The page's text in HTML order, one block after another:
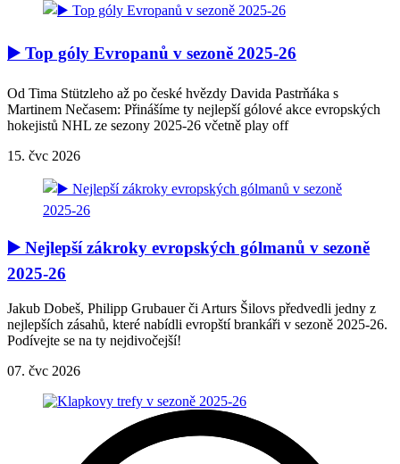
▶️ Top góly Evropanů v sezoně 2025-26
Od Tima Stützleho až po české hvězdy Davida Pastrňáka s
Martinem Nečasem: Přinášíme ty nejlepší gólové akce evropských
hokejistů NHL ze sezony 2025-26 včetně play off
15. čvc 2026
▶️ Nejlepší zákroky evropských gólmanů v sezoně
2025-26
Jakub Dobeš, Philipp Grubauer či Arturs Šilovs předvedli jedny z
nejlepších zásahů, které nabídli evropští brankáři v sezoně 2025-26.
Podívejte se na ty nejdivočejší!
07. čvc 2026